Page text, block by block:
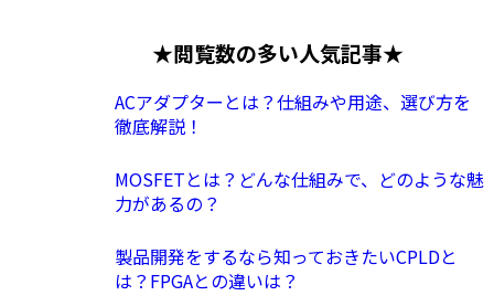
★閲覧数の多い人気記事★
ACアダプターとは？仕組みや用途、選び方を
徹底解説！
MOSFETとは？どんな仕組みで、どのような魅
力があるの？
製品開発をするなら知っておきたいCPLDと
は？FPGAとの違いは？